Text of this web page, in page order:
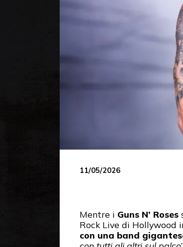
11/05/2026
Mentre i Guns N’ Roses
Rock Live di Hollywood
con una band